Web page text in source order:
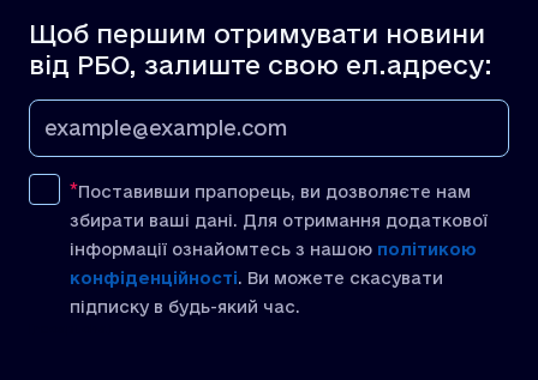
Щоб першим отримувати новини
від РБО, залиште свою ел.адресу:
Поставивши прапорець, ви дозволяєте нам
збирати ваші дані. Для отримання додаткової
інформації ознайомтесь з нашою політикою
конфіденційності. Ви можете скасувати
підписку в будь-який час.